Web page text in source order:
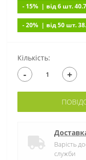
- 15% | вiд 6 шт.
- 20% | вiд 50 шт.
Кількість:
- +
Варість
служби